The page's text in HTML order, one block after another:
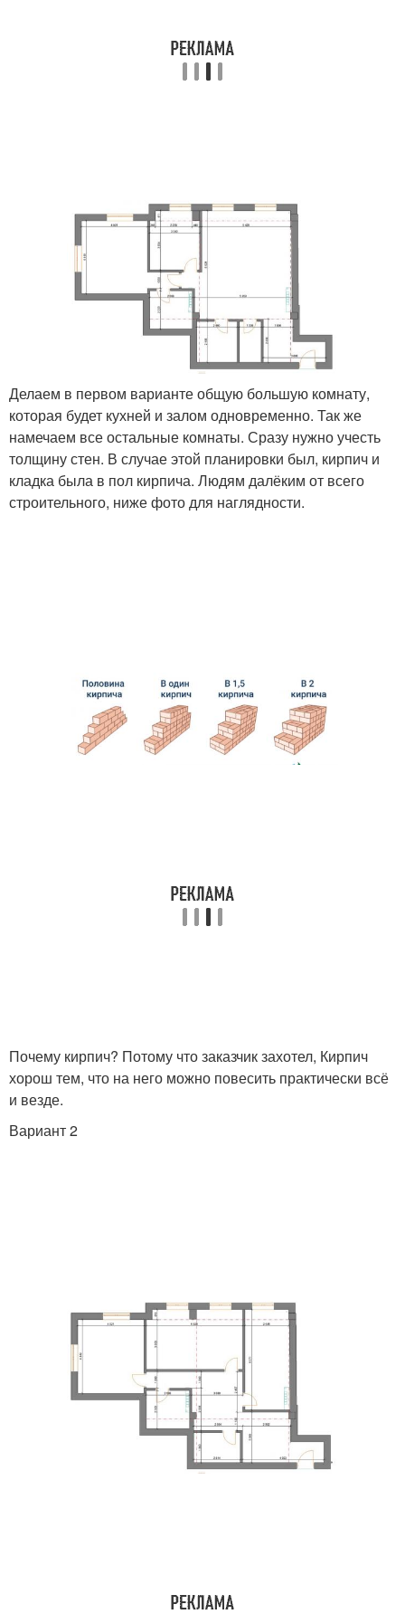
Делаем в первом варианте общую большую комнату,
которая будет кухней и залом одновременно. Так же
намечаем все остальные комнаты. Сразу нужно учесть
толщину стен. В случае этой планировки был, кирпич и
кладка была в пол кирпича. Людям далёким от всего
строительного, ниже фото для наглядности.
Почему кирпич? Потому что заказчик захотел, Кирпич
хорош тем, что на него можно повесить практически всё
и везде.
Вариант 2